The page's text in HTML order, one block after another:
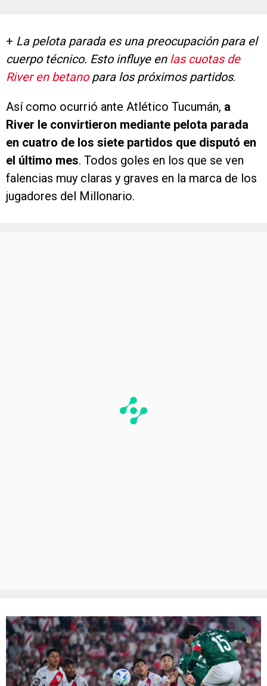
+ La pelota parada es una preocupación para el
cuerpo técnico. Esto influye en las cuotas de
River en betanopara los próximos partidos.
Así como ocurrió ante Atlético Tucumán, a
River le convirtieron mediante pelota parada
en cuatro de los siete partidos que disputó en
el último mes. Todos goles en los que se ven
falencias muy claras y graves en la marca de los
jugadores del Millonario.